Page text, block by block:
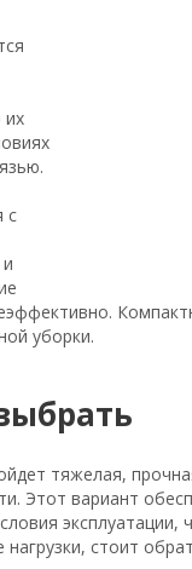
их
с
уборки.
тяжелая,
Этот вариант
эксплуатации,
стоит